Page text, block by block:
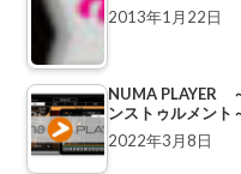
2013年1月22日
NUMA PLAYER
ンストゥルメント
2022年3月8日